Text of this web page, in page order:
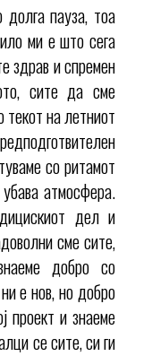
пауза, тоа
ми е што сега
здрав и спремен
сите да сме
на летниот
со ритамот
атмосфера.
дел и
сме сите,
добро со
е нов, но добро
проект и знаеме
се сите, си ги